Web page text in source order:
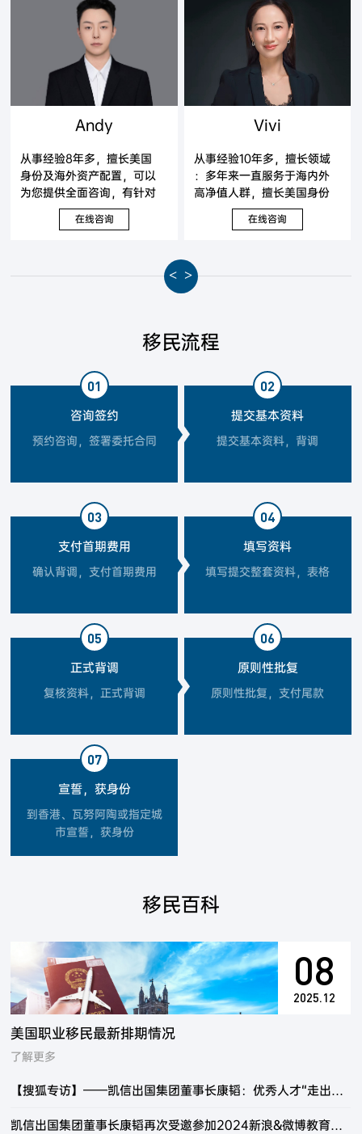
Andy
从事经验8年多，擅长美国
身份及海外资产配置，可以
为您提供全面咨询，有针对
性地提出解决方案。
在线咨询
Vivi
从事经验10年多，擅长领域
：多年来一直服务于海内外
高净值人群，擅长美国身份
及海外资产配置，可以为您
提供全面咨询，有针对性地
在线咨询
< >
移民流程
01
咨询签约
预约咨询，签署委托合同
02
提交基本资料
提交基本资料，背调
03
支付首期费用
确认背调，支付首期费用
04
填写资料
填写提交整套资料，表格
05
正式背调
复核资料，正式背调
06
原则性批复
原则性批复，支付尾款
07
宣誓，获身份
到香港、瓦努阿陶或指定城
市宣誓，获身份
移民百科
08
2025.12
美国职业移民最新排期情况
了解更多
【搜狐专访】——凯信出国集团董事长康韬：优秀人才“走出去”“引进来” 并重是未来工作创新的方向
凯信出国集团董事长康韬再次受邀参加2024新浪&微博教育盛典